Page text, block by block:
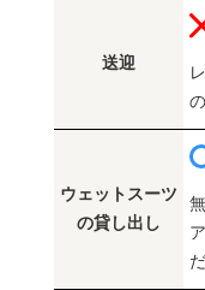
送迎
ウェットスーツ
の貸し出し